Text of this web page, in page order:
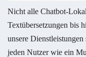
Nicht alle Chatbot-
Textübersetzungen bis
unsere
jeden Nutzer wie ein